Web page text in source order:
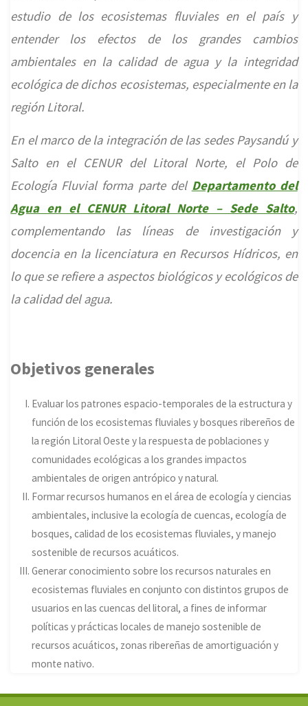
estudio de los ecosistemas fluviales en el país y
entender los efectos de los grandes cambios
ambientales en la calidad de agua y la integridad
ecológica de dichos ecosistemas, especialmente en la
región Litoral.
En el marco de la integración de las sedes Paysandú y
Salto en el CENUR del Litoral Norte, el Polo de
Ecología Fluvial forma parte del Departamento del
Agua en el CENUR Litoral Norte – Sede Salto,
complementando las líneas de investigación y
docencia en la licenciatura en Recursos Hídricos, en
lo que se refiere a aspectos biológicos y ecológicos de
la calidad del agua.
Objetivos generales
Evaluar los patrones espacio-temporales de la estructura y
función de los ecosistemas fluviales y bosques ribereños de
la región Litoral Oeste y la respuesta de poblaciones y
comunidades ecológicas a los grandes impactos
ambientales de origen antrópico y natural.
Formar recursos humanos en el área de ecología y ciencias
ambientales, inclusive la ecología de cuencas, ecología de
bosques, calidad de los ecosistemas fluviales, y manejo
sostenible de recursos acuáticos.
Generar conocimiento sobre los recursos naturales en
ecosistemas fluviales en conjunto con distintos grupos de
usuarios en las cuencas del litoral, a fines de informar
políticas y prácticas locales de manejo sostenible de
recursos acuáticos, zonas ribereñas de amortiguación y
monte nativo.